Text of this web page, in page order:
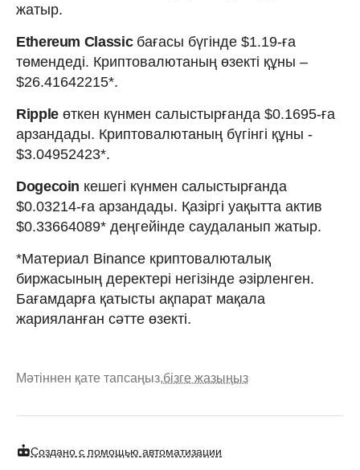
жатыр.
Ethereum Classicбағасы бүгінде $1.19-ға
төмендеді. Криптовалютаның өзекті құны –
$26.41642215*.
Rippleөткен күнмен салыстырғанда $0.1695-ға
арзандады. Криптовалютаның бүгінгі құны -
$3.04952423*.
Dogecoin кешегі күнмен салыстырғанда
$0.03214-ға арзандады. Қазіргі уақытта актив
$0.33664089* деңгейінде саудаланып жатыр.
*Материал Binance криптовалюталық
биржасының деректері негізінде әзірленген.
Бағамдарға қатысты ақпарат мақала
жарияланған сәтте өзекті.
Мәтіннен қате тапсаңыз,бізге жазыңыз
Создано с помощью автоматизации